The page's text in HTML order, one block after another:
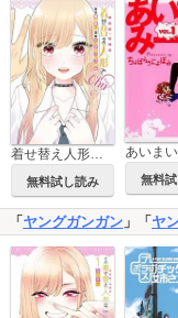
無料試し読み
あいま
無料
「ヤングガンガン 」「ヤ